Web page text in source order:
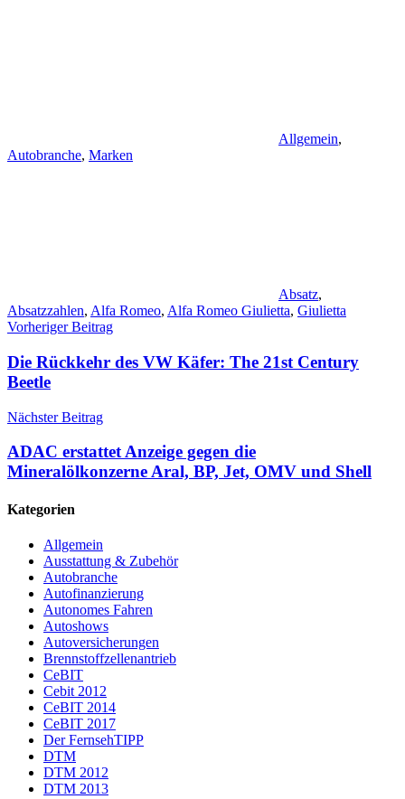
Allgemein,
Autobranche, Marken
Absatz,
Absatzzahlen, Alfa Romeo, Alfa Romeo Giulietta, Giulietta
Beitragsnavigation
Vorheriger Beitrag
Die Rückkehr des VW Käfer: The 21st Century
Beetle
Nächster Beitrag
ADAC erstattet Anzeige gegen die
Mineralölkonzerne Aral, BP, Jet, OMV und Shell
Kategorien
Allgemein
Ausstattung & Zubehör
Autobranche
Autofinanzierung
Autonomes Fahren
Autoshows
Autoversicherungen
Brennstoffzellenantrieb
CeBIT
Cebit 2012
CeBIT 2014
CeBIT 2017
Der FernsehTIPP
DTM
DTM 2012
DTM 2013